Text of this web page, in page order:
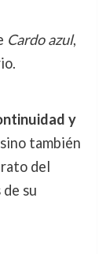
Cardo azul,
y
también
del
su